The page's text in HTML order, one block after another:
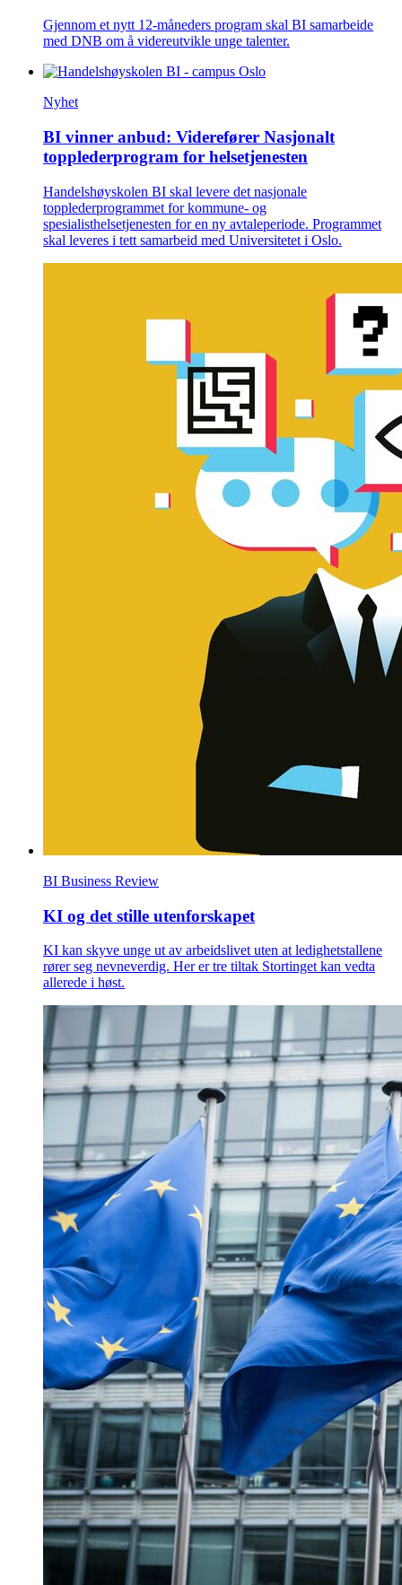
Gjennom et nytt 12-måneders program skal BI samarbeide
med DNB om å videreutvikle unge talenter.
Nyhet
BI vinner anbud: Viderefører Nasjonalt
topplederprogram for helsetjenesten
Handelshøyskolen BI skal levere det nasjonale
topplederprogrammet for kommune- og
spesialisthelsetjenesten for en ny avtaleperiode. Programmet
skal leveres i tett samarbeid med Universitetet i Oslo.
BI Business Review
KI og det stille utenforskapet
KI kan skyve unge ut av arbeidslivet uten at ledighetstallene
rører seg nevneverdig. Her er tre tiltak Stortinget kan vedta
allerede i høst.